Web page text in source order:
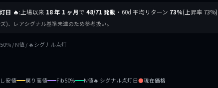
日 🔥:上場以来 18 年 1 ヶ月で 48/71 発動 ・60d 平均リターン 73%(上昇率 73%)
)、レアシグナル基準未達のため参考扱い。
/ N値 / 🔥シグナル点灯
安値 戻り高値 Fib50% N値🔥 シグナル点灯日●現在価格